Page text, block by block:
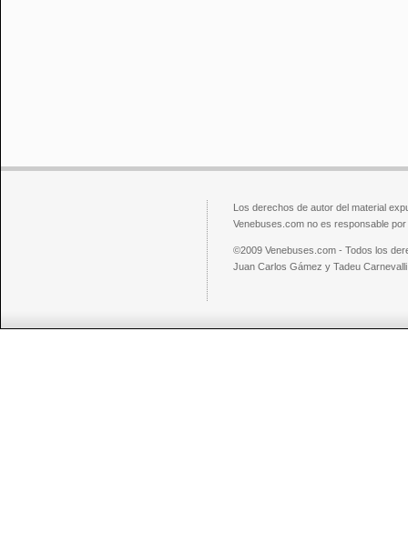
Los derechos de autor del material
Venebuses.com no es responsable
©2009 Venebuses.com - Todos los
Juan Carlos Gámez y Tadeu Carnevalli